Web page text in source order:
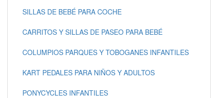
SILLAS DE BEBÉ PARA COCHE
CARRITOS Y SILLAS DE PASEO PARA BEBÉ
COLUMPIOS PARQUES Y TOBOGANES INFANTILES
KART PEDALES PARA NIÑOS Y ADULTOS
PONYCYCLES INFANTILES